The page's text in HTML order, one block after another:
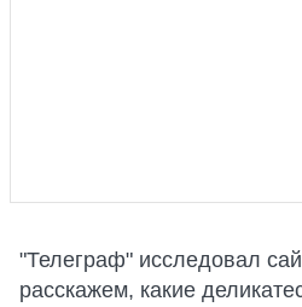
"Телеграф" исследовал
расскажем, какие